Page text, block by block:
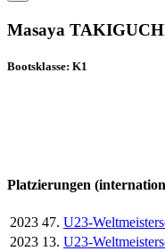
Masaya
Bootsklasse: K1
Platzierungen
2023 47. U23-
2023 13. U23-